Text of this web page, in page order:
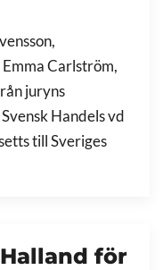
Carlström,
juryns
Handels vd
till Sveriges
för